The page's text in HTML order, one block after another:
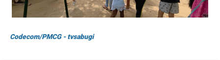
Codecom/PMCG - tvsabugi